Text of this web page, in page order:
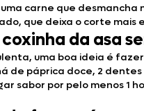
carne que desmancha
que deixa o corte mais
da asa
uma boa ideia é
de páprica doce, 2
sabor por pelo menos